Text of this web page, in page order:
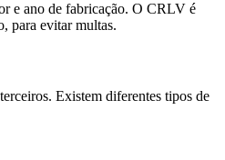
e ano de fabricação. O CRLV é
para evitar multas.
Existem diferentes tipos de